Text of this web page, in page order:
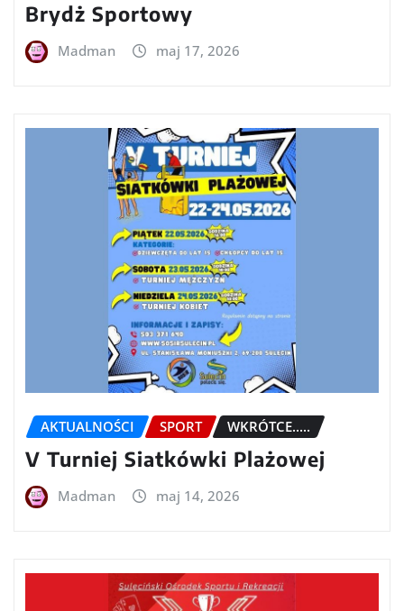
Brydż Sportowy
Madman maj 17, 2026
AKTUALNOŚCI SPORT WKRÓTCE.....
V Turniej Siatkówki Plażowej
Madman maj 14, 2026